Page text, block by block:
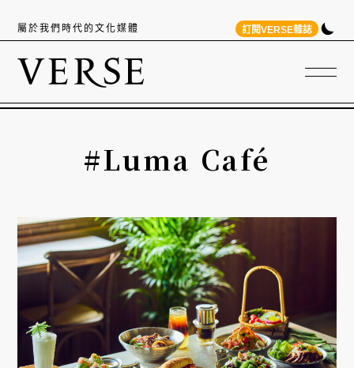
屬於我們時代的文化媒體 訂閱VERSE雜誌
#Luma Café